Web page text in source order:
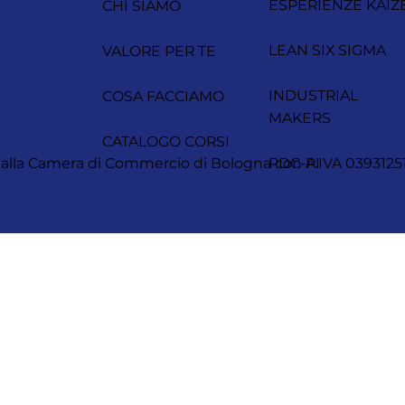
CHI SIAMO
VALORE PER TE
COSA FACCIAMO
CATALOGO CORSI
ESPERIENZE
LEAN SIX SIGMA
INDUSTRIAL
MAKERS
PDC-AI
Camera di Commercio di Bologna con P.IVA